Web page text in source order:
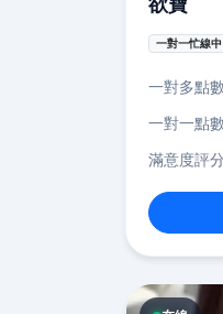
一對一忙線中
一對多點
一對一點
滿意度評分